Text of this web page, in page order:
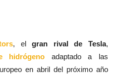
, elgran rival de Tesla,
hidrógeno adaptado a las
en abril del próximo año